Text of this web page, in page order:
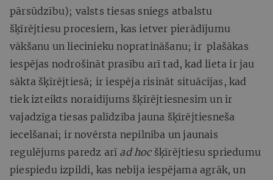
pārsūdzību); valsts tiesas sniegs atbalstu
šķīrējtiesu procesiem, kas ietver pierādījumu
vākšanu un liecinieku nopratināšanu; ir plašākas
iespējas nodrošināt prasību arī tad, kad lieta ir jau
sākta šķīrējtiesā; ir iespēja risināt situācijas, kad
tiek izteikts noraidījums šķīrējtiesnesim un ir
vajadzīga tiesas palīdzība jauna šķīrējtiesneša
iecelšanai; ir novērsta nepilnība un jaunais
regulējums paredz arī ad hocšķīrējtiesu spriedumu
piespiedu izpildi, kas nebija iespējama agrāk, un